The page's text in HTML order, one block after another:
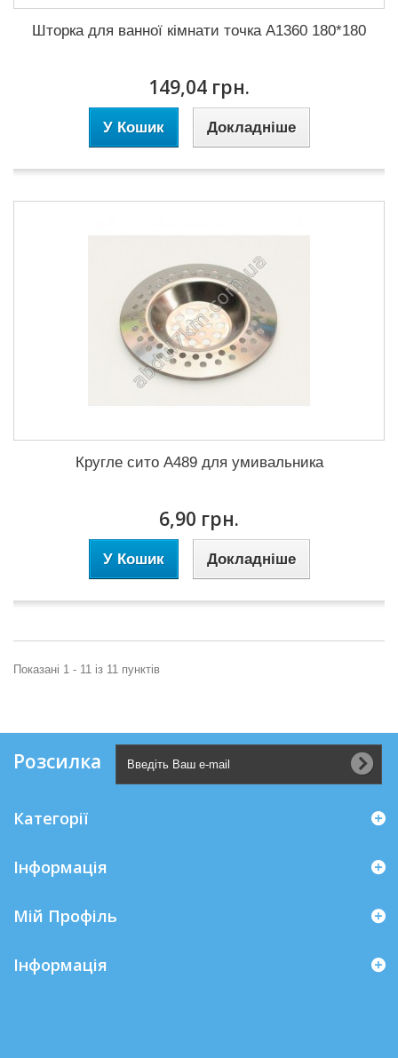
Шторка для ванної кімнати точка A1360 180*180
149,04 грн.
У Кошик Докладніше
Кругле сито А489 для умивальника
6,90 грн.
У Кошик Докладніше
Показані 1 - 11 із 11 пунктів
Розсилка
Категорії
Інформація
Мій Профіль
Iнформація